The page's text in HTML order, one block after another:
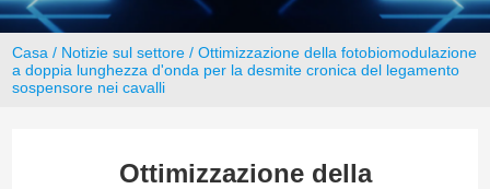
Casa / Notizie sul settore / Ottimizzazione della fotobiomodulazione
a doppia lunghezza d'onda per la desmite cronica del legamento
sospensore nei cavalli
Ottimizzazione della